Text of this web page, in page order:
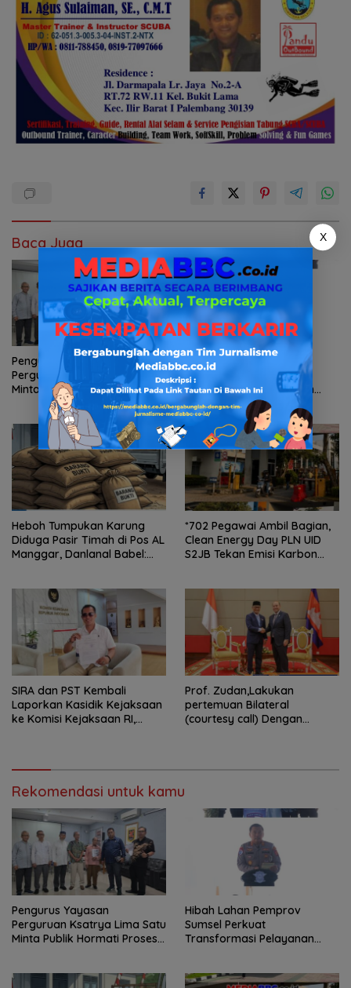
Baca Juga
Pengurus Yayasan
Perguruan Ksatrya Lima Satu
Minta Publik Hormati Proses
Hukum Sengketa
Kepengurusan
Hibah Lahan Pemprov
Sumsel Perkuat
Transformasi Pelayanan
BPKB Polda Sumsel
Heboh Tumpukan Karung
Diduga Pasir Timah di Pos AL
Manggar, Danlanal Babel:
*702 Pegawai Ambil Bagian,
Clean Energy Day PLN UID
S2JB Tekan Emisi Karbon
SIRA dan PST Kembali
Laporkan Kasidik Kejaksaan
ke Komisi Kejaksaan RI,
Lemutu
Prof. Zudan,Lakukan
pertemuan Bilateral
(courtesy call) Dengan
Kolaborasi ASN ASEAN
Rekomendasi untuk kamu
Pengurus Yayasan
Perguruan Ksatrya Lima Satu
Minta Publik Hormati Proses
Hibah Lahan Pemprov
Sumsel Perkuat
Transformasi Pelayanan
X